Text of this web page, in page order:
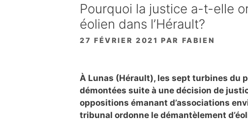
Pourquoi la justice a-t-elle
éolien dans l’Hérault?
27 FÉVRIER 2021 PAR FABIEN
À Lunas (Hérault), les sept turbines du
démontées suite à une décision de
oppositions émanant d’associations
tribunal ordonne le démantèlement